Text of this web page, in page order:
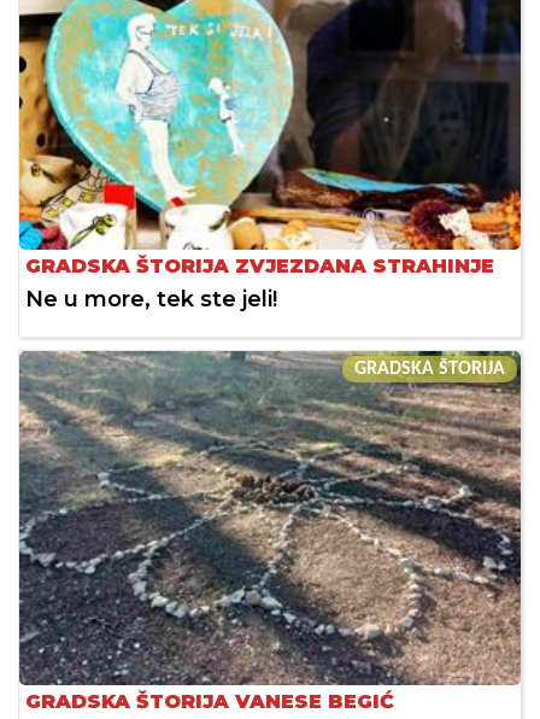
GRADSKA ŠTORIJA ZVJEZDANA STRAHINJE
Ne u more, tek ste jeli!
GRADSKA ŠTORIJA
GRADSKA ŠTORIJA VANESE BEGIĆ